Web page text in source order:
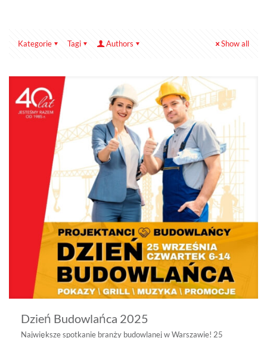
Kategorie Tagi Authors Show all
Dzień Budowlańca 2025
Największe spotkanie branży budowlanej w Warszawie! 25